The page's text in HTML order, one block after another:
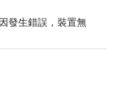
發生錯誤，裝置無